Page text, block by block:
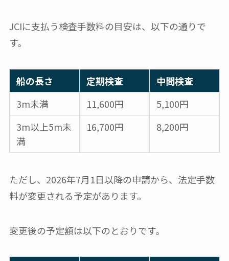
JCIに支払う検査手数料の目安は、以下の通りで
す。
船の長さ 定期検査
中間検査
3m未満
11,600円
5,100円
3m以上5m未
満
16,700円 8,200円
ただし、2026年7月1日以降の申請から、法定手数
料が変更される予定があります。
変更後の予定額は以下のとおりです。